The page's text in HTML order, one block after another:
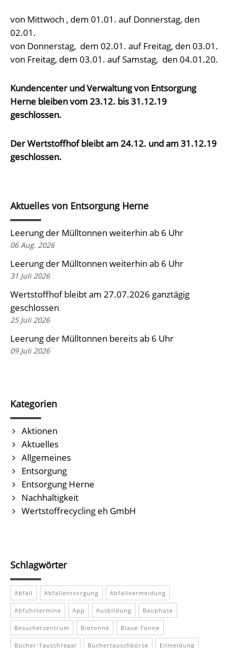
von Mittwoch , dem 01.01. auf Donnerstag, den
02.01.
von Donnerstag, dem 02.01. auf Freitag, den 03.01.
von Freitag, dem 03.01. auf Samstag, den 04.01.20.
Kundencenter und Verwaltung von Entsorgung
Herne bleiben vom 23.12. bis 31.12.19
geschlossen.
Der Wertstoffhof bleibt am 24.12. und am 31.12.19
geschlossen.
Aktuelles von Entsorgung Herne
Leerung der Mülltonnen weiterhin ab 6 Uhr
06 Aug. 2026
Leerung der Mülltonnen weiterhin ab 6 Uhr
31 Juli 2026
Wertstoffhof bleibt am 27.07.2026 ganztägig
geschlossen
25 Juli 2026
Leerung der Mülltonnen bereits ab 6 Uhr
09 Juli 2026
Kategorien
Aktionen
Aktuelles
Allgemeines
Entsorgung
Entsorgung Herne
Nachhaltigkeit
Wertstoffrecycling eh GmbH
Schlagwörter
Abfall Abfallentsorgung Abfallvermeidung
Abfuhrtermine App Ausbildung Bauphase
Besucherzentrum Biotonne Blaue Tonne
Bücher-Tauschregal Büchertauschbörse Eilmeldung